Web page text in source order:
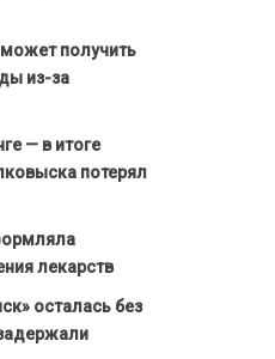
получить
из-за
— в итоге
потерял
лекарств
осталась без